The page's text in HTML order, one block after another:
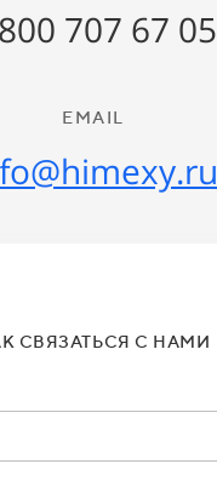
707 67 05
EMAIL
СВЯЗАТЬСЯ С НАМИ